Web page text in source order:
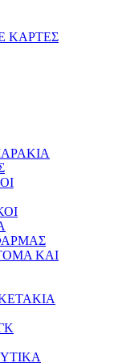
ΚΑΡΤΕΣ
ΚΑΙ